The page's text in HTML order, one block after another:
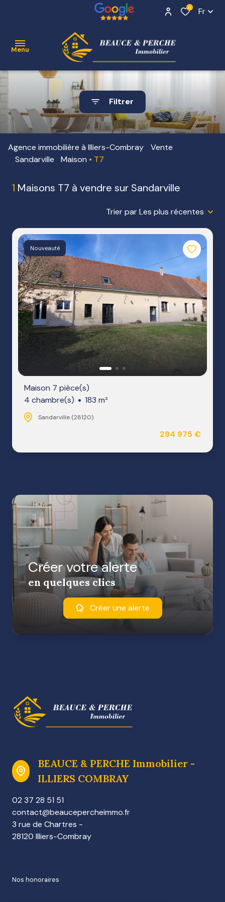
0 Fr
Menu
ACCUEIL
VENTE
NOS
BIENS
VENDUS
ESTIMATION
NOTRE
AGENCE
Contact
NOS
HONORAIRES
Filtrer
Agence immobilière à Illiers-Combray
Vente
Sandarville
Maison T7
1 Maisons T7 à vendre sur Sandarville
Trier par Les plus récentes
Nouveauté
Maison 7 pièce(s)
4 chambre(s)
183 m²
Sandarville (28120)
294 975 €
Créer votre alerte
en quelques clics
Créer une alerte
BEAUCE & PERCHE Immobilier -
ILLIERS COMBRAY
02 37 28 51 51
contact@beaucepercheimmo.fr
3 rue de Chartres -
28120 Illiers-Combray
nos honoraires